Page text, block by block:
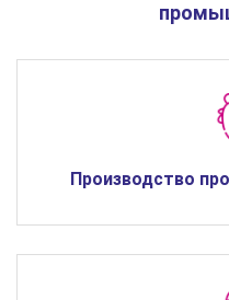
Производство